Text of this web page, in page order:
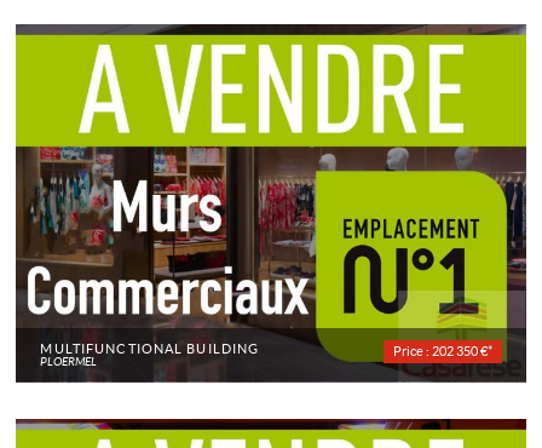
MULTIFUNCTIONAL BUILDING
PLOERMEL
Price : 202 350 €*